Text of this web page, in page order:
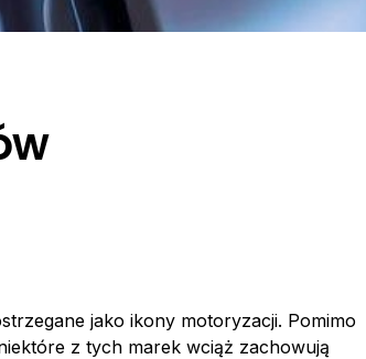
jako ikony motoryzacji. Pomimo
z tych marek wciąż zachowują